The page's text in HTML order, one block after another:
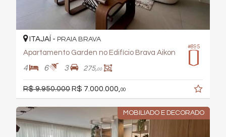
#895
ITAJAÍ - PRAIA BRAVA
Apartamento Garden no Edifício Brava Aikon
4 6 3 275,00
R$ 9.950.000R$ 7.000.000,00
MOBILIADO E DECORADO